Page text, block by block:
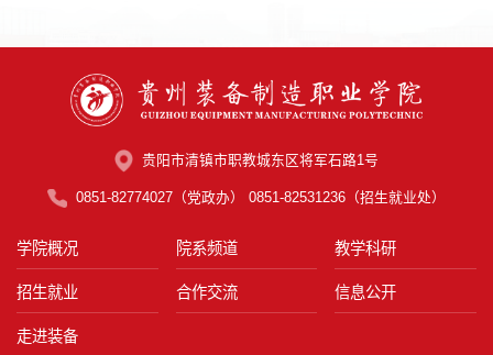
贵阳市清镇市职教城东区将军石路1号
0851-82774027（党政办） 0851-82531236（招生就业处）
学院概况 院系频道 教学科研
招生就业 合作交流 信息公开
走进装备